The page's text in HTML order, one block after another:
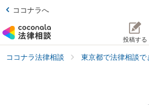
ココナラへ
投稿する
ココナラ法律相談 東京都で法律相談で